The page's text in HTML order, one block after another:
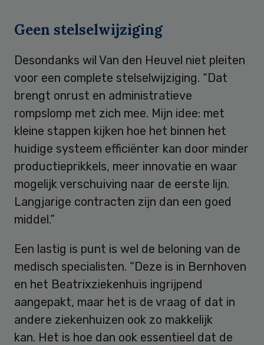
Geen stelselwijziging
Desondanks wil Van den Heuvel niet pleiten
voor een complete stelselwijziging. “Dat
brengt onrust en administratieve
rompslomp met zich mee. Mijn idee: met
kleine stappen kijken hoe het binnen het
huidige systeem efficiënter kan door minder
productieprikkels, meer innovatie en waar
mogelijk verschuiving naar de eerste lijn.
Langjarige contracten zijn dan een goed
middel.”
Een lastig is punt is wel de beloning van de
medisch specialisten. “Deze is in Bernhoven
en het Beatrixziekenhuis ingrijpend
aangepakt, maar het is de vraag of dat in
andere ziekenhuizen ook zo makkelijk
kan. Het is hoe dan ook essentieel dat de